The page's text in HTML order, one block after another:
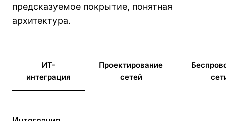
предсказуемое покрытие, понятная
архитектура.
ИТ-
интеграция
Проектирование
сетей